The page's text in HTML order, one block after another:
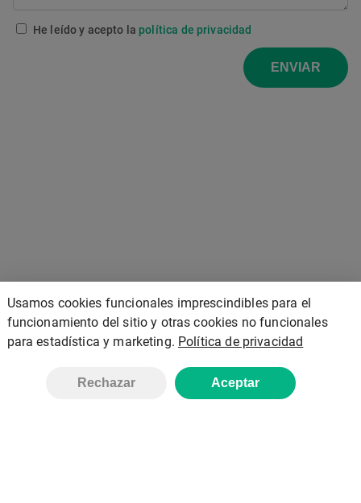
He leído y acepto la política de privacidad
ENVIAR
Usamos cookies funcionales imprescindibles para el
funcionamiento del sitio y otras cookies no funcionales
para estadística y marketing. Política de privacidad
Rechazar Aceptar